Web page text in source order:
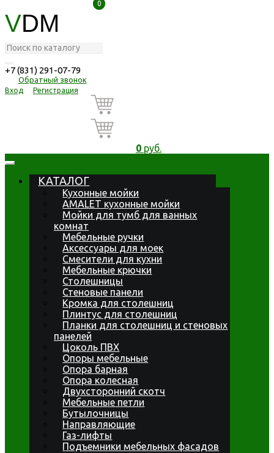
VDM
+7 (831) 291-07-79
Обратный звонок
Вход Регистрация
0
0
0руб.
КАТАЛОГ
Кухонные мойки
AMALET кухонные мойки
Мойки для тумб для ванных
комнат
Мебельные ручки
Аксессуары для моек
Смесители для кухни
Мебельные крючки
Столешницы
Стеновые панели
Кромка для столешниц
Плинтус для столешниц
Планки для столешниц и стеновых
панелей
Цоколь ПВХ
Опоры мебельные
Опора барная
Опора колесная
Двухсторонний скотч
Мебельные петли
Бутылочницы
Направляющие
Газ-лифты
Подъемники мебельных фасадов